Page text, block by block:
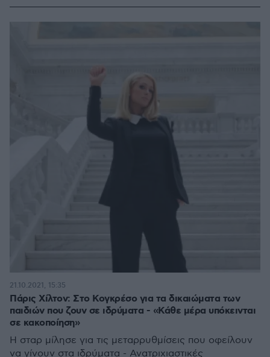
Πάρις Χίλτον: Στο Κογκρέσο για τα δικαιώματα των
παιδιών που ζουν σε ιδρύματα - «Κάθε μέρα υπόκεινται
σε κακοποίηση»
Η σταρ μίλησε για τις μεταρρυθμίσεις που οφείλουν
να γίνουν στα ιδρύματα - Ανατριχιαστικές
21.10.2021, 15:35